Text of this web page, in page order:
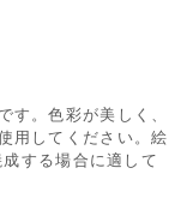
す。色彩が美しく、
用してください。絵
する場合に適して